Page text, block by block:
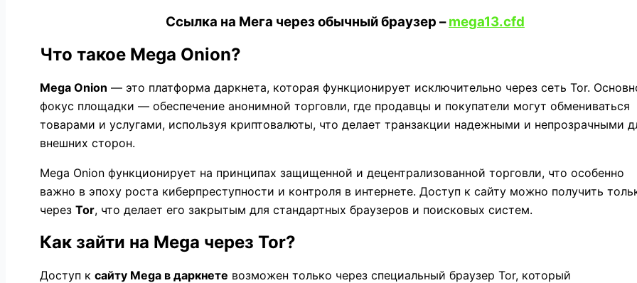
Ссылка на Мега через обычный браузер –mega13.cfd
Что такое Mega Onion?
Mega Onion — это платформа даркнета, которая функционирует исключительно через сеть Tor.
фокус площадки — обеспечение анонимной торговли, где продавцы и покупатели могут обмениваться
товарами и услугами, используя криптовалюты, что делает транзакции надежными и непрозрачными
внешних сторон.
Mega Onion функционирует на принципах защищенной и децентрализованной торговли, что особенно
важно в эпоху роста киберпреступности и контроля в интернете. Доступ к сайту можно получить
через Tor, что делает его закрытым для стандартных браузеров и поисковых систем.
Как зайти на Mega через Tor?
Доступ к сайту Mega в даркнете возможен только через специальный браузер Tor, который